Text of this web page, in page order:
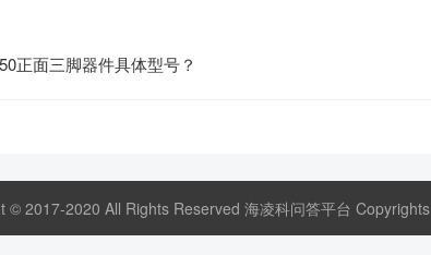
正面三脚器件具体型号？
© 2017-2020 All Rights Reserved 海凌科问答平台 Copyrights